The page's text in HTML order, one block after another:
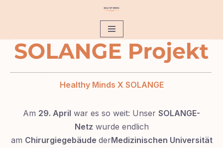
Inhalt
Healthy Minds X SOLANGE
Am 29. April war es so weit: Unser SOLANGE-
Netz wurde endlich
am Chirurgiegebäude derMedizinischen Universität